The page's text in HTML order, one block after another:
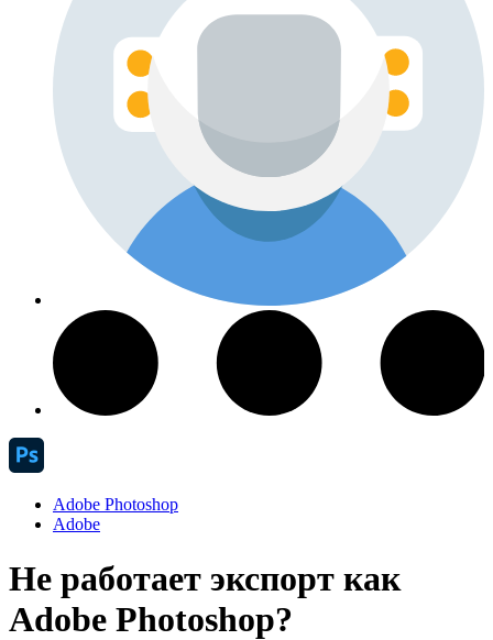
Adobe Photoshop
Adobe
Не работает экспорт как
Adobe Photoshop?